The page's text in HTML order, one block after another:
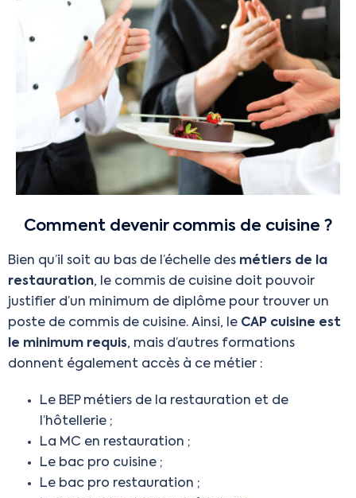
Comment devenir commis de cuisine ?
Bien qu’il soit au bas de l’échelle des métiers de la
restauration, le commis de cuisine doit pouvoir
justifier d’un minimum de diplôme pour trouver un
poste de commis de cuisine. Ainsi, le CAP cuisine est
le minimum requis, mais d’autres formations
donnent également accès à ce métier :
Le BEP métiers de la restauration et de
l’hôtellerie ;
La MC en restauration ;
Le bac pro cuisine ;
Le bac pro restauration ;